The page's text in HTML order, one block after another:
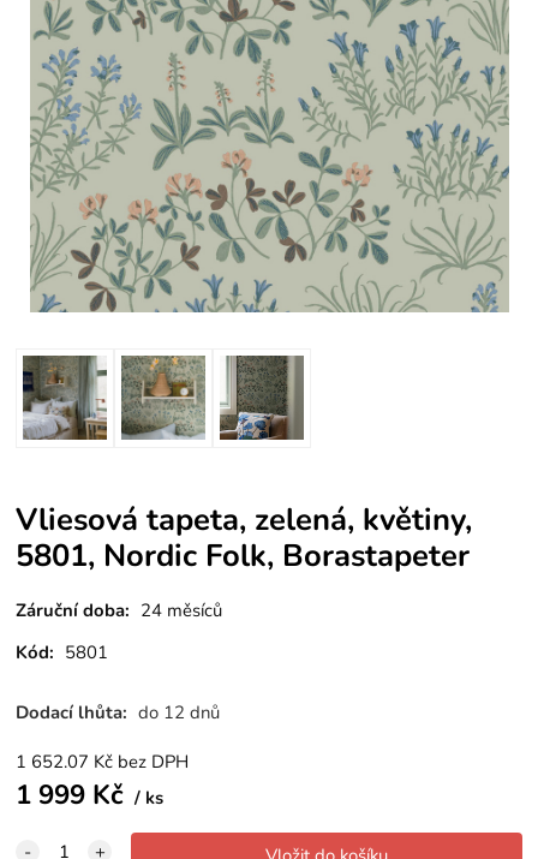
Vliesová tapeta, zelená, květiny,
5801, Nordic Folk, Borastapeter
Záruční doba: 24 měsíců
Kód: 5801
Dodací lhůta: do 12 dnů
1 652.07 Kč bez DPH
1 999 Kč ks